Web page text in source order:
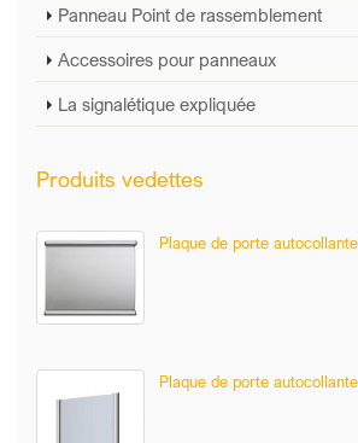
Panneau Point de rassemblement
Accessoires pour panneaux
La signalétique expliquée
Produits vedettes
Plaque de porte
Plaque de porte